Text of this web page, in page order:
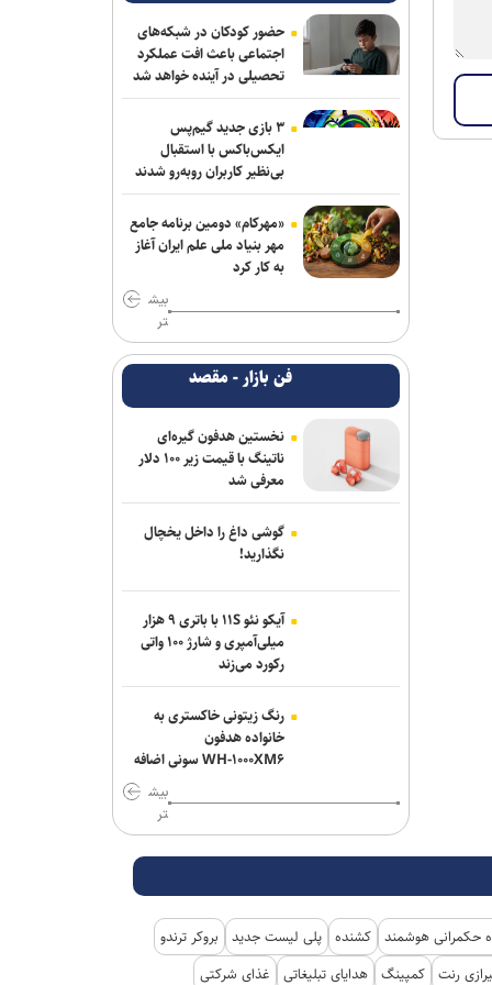
حضور کودکان در شبکه‌های
اجتماعی باعث افت عملکرد
تحصیلی در آینده خواهد شد
۳ بازی جدید گیم‌پس
ایکس‌باکس با استقبال
بی‌نظیر کاربران روبه‌رو شدند
«مهرکام» دومین برنامه جامع
مهر بنیاد ملی علم ایران آغاز
به کار کرد
بیش
تر
فن بازار - مقصد
نخستین هدفون گیره‌ای
ناتینگ با قیمت زیر ۱۰۰ دلار
معرفی شد
گوشی داغ را داخل یخچال
نگذارید!
آیکو نئو ۱۱S با باتری ۹ هزار
میلی‌آمپری و شارژ ۱۰۰ واتی
رکورد می‌زند
رنگ زیتونی خاکستری به
خانواده هدفون
WH-۱۰۰۰XM۶ سونی اضافه
بیش
تر
حکمرانی هوشمند کشنده پلی لیست جدید
بروکر ترندو
رنت کمپینگ هدایای تبلیغاتی غذای شرکتی